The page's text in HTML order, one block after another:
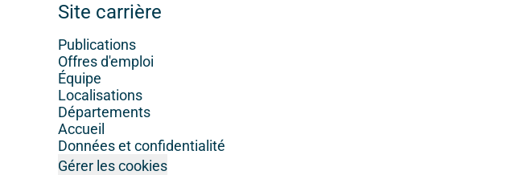
Site carrière
Publications
Offres d'emploi
Équipe
Localisations
Départements
Accueil
Données et confidentialité
Gérer les cookies